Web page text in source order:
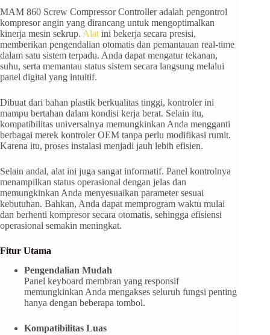
MAM 860 Screw Compressor Controller adalah pengontrol
kompresor angin yang dirancang untuk mengoptimalkan
kinerja mesin sekrup. Alat ini bekerja secara presisi,
memberikan pengendalian otomatis dan pemantauan real-time
dalam satu sistem terpadu. Anda dapat mengatur tekanan,
suhu, serta memantau status sistem secara langsung melalui
panel digital yang intuitif.
Dibuat dari bahan plastik berkualitas tinggi, kontroler ini
mampu bertahan dalam kondisi kerja berat. Selain itu,
kompatibilitas universalnya memungkinkan Anda mengganti
berbagai merek kontroler OEM tanpa perlu modifikasi rumit.
Karena itu, proses instalasi menjadi jauh lebih efisien.
Selain andal, alat ini juga sangat informatif. Panel kontrolnya
menampilkan status operasional dengan jelas dan
memungkinkan Anda menyesuaikan parameter sesuai
kebutuhan. Bahkan, Anda dapat memprogram waktu mulai
dan berhenti kompresor secara otomatis, sehingga efisiensi
operasional semakin meningkat.
Fitur Utama
Pengendalian Mudah
Panel keyboard membran yang responsif
memungkinkan Anda mengakses seluruh fungsi penting
hanya dengan beberapa tombol.
Kompatibilitas Luas